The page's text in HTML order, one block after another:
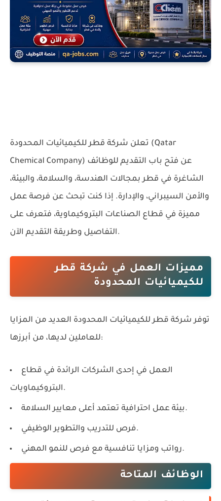
تعلن شركة قطر للكيميائيات المحدودة (Qatar
Chemical Company)
الشاغرة في قطر بمجالات الهندسة، والسلامة، والبيئة،
والأمن السيبراني، والإدارة. إذا كنت تبحث عن فرصة عمل
مميزة في قطاع الصناعات البتروكيماوية، فتعرف على
التفاصيل وطريقة التقديم الآن.
مميزات العمل في شركة قطر
للكيميائيات المحدودة
توفر شركة قطر للكيميائيات المحدودة العديد من المزايا
للعاملين لديها، من أبرزها:
العمل في إحدى الشركات الرائدة في قطاع
البتروكيماويات.
بيئة عمل احترافية تعتمد أعلى معايير السلامة.
فرص للتدريب والتطوير الوظيفي.
رواتب ومزايا تنافسية مع فرص للنمو المهني.
الوظائف المتاحة